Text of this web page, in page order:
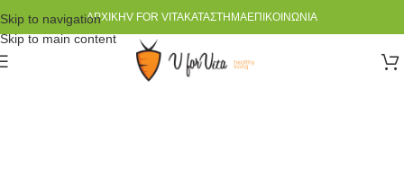
Skip to navigation
Skip to main content
ΑΡΧΙΚΉV FOR VITAΚΑΤΆΣΤΗΜΑΕΠΙΚΟΙΝΩΝΊΑ